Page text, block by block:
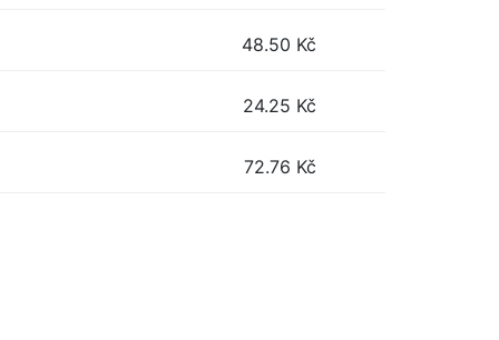
48.50 Kč
24.25 Kč
72.76 Kč